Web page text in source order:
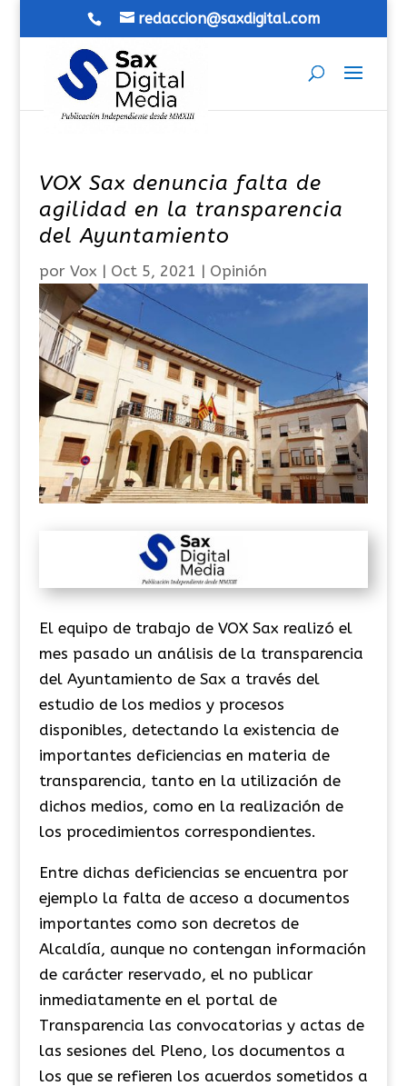
redaccion@saxdigital.com
VOX Sax denuncia falta de
agilidad en la transparencia
del Ayuntamiento
por Vox | Oct 5, 2021 | Opinión
El equipo de trabajo de VOX Sax realizó el
mes pasado un análisis de la transparencia
del Ayuntamiento de Sax a través del
estudio de los medios y procesos
disponibles, detectando la existencia de
importantes deficiencias en materia de
transparencia, tanto en la utilización de
dichos medios, como en la realización de
los procedimientos correspondientes.
Entre dichas deficiencias se encuentra por
ejemplo la falta de acceso a documentos
importantes como son decretos de
Alcaldía, aunque no contengan información
de carácter reservado, el no publicar
inmediatamente en el portal de
Transparencia las convocatorias y actas de
las sesiones del Pleno, los documentos a
los que se refieren los acuerdos sometidos a